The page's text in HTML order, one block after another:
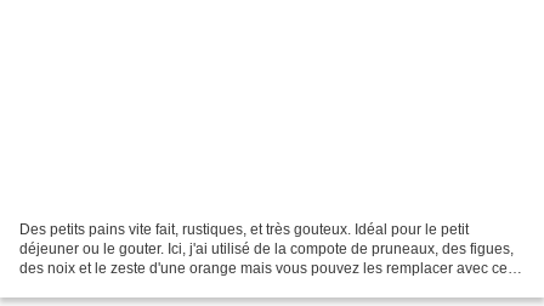
Des petits pains vite fait, rustiques, et très gouteux. Idéal pour le petit
déjeuner ou le gouter. Ici, j'ai utilisé de la compote de pruneaux, des figues,
des noix et le zeste d'une orange mais vous pouvez les remplacer avec ce